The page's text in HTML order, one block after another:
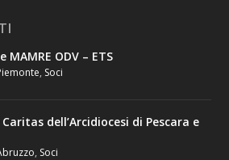
MAMRE ODV – ETS
, Soci
dell’Arcidiocesi di Pescara e
, Soci